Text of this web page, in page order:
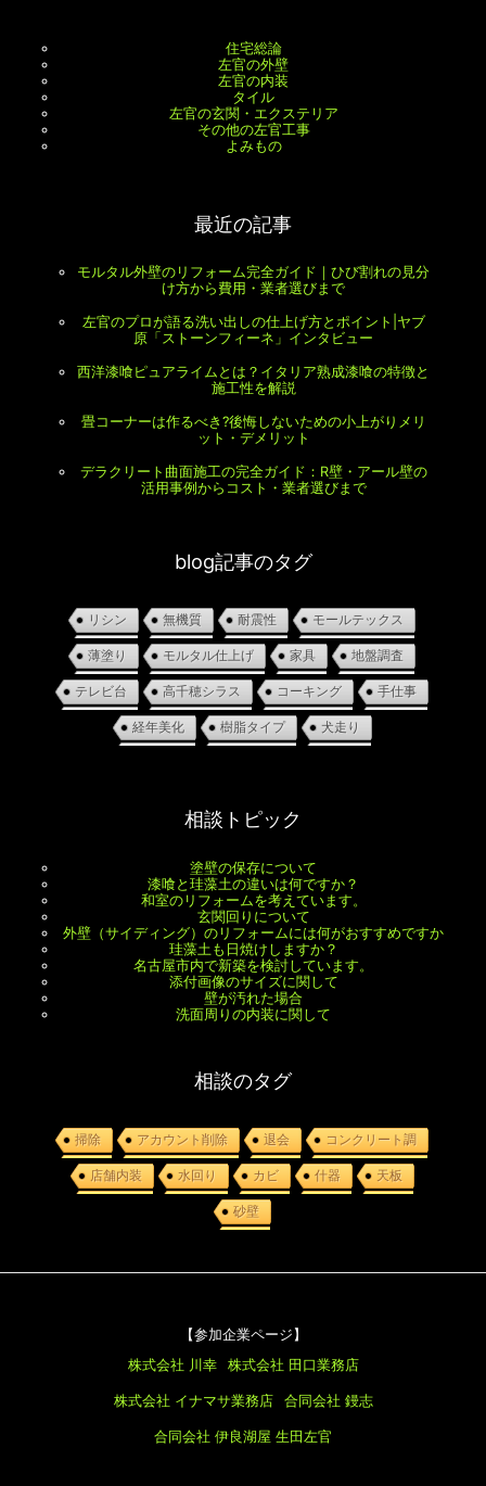
住宅総論
左官の外壁
左官の内装
タイル
左官の玄関・エクステリア
その他の左官工事
よみもの
最近の記事
モルタル外壁のリフォーム完全ガイド｜ひび割れの見分
け方から費用・業者選びまで
左官のプロが語る洗い出しの仕上げ方とポイント|ヤブ
原「ストーンフィーネ」インタビュー
西洋漆喰ピュアライムとは？イタリア熟成漆喰の特徴と
施工性を解説
畳コーナーは作るべき?後悔しないための小上がりメリ
ット・デメリット
デラクリート曲面施工の完全ガイド：R壁・アール壁の
活用事例からコスト・業者選びまで
blog記事のタグ
リシン 無機質 耐震性 モールテックス
薄塗り モルタル仕上げ 家具 地盤調査
テレビ台 高千穂シラス コーキング 手仕事
経年美化 樹脂タイプ 犬走り
相談トピック
塗壁の保存について
漆喰と珪藻土の違いは何ですか？
和室のリフォームを考えています。
玄関回りについて
外壁（サイディング）のリフォームには何がおすすめですか
珪藻土も日焼けしますか？
名古屋市内で新築を検討しています。
添付画像のサイズに関して
壁が汚れた場合
洗面周りの内装に関して
相談のタグ
掃除 アカウント削除 退会 コンクリート調
店舗内装 水回り カビ 什器 天板
砂壁
【参加企業ページ】
株式会社 川幸
株式会社 田口業務店
株式会社 イナマサ業務店 合同会社 鏝志
合同会社 伊良湖屋 生田左官